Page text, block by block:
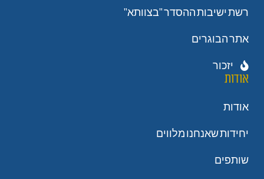
רשת ישיבות ההסדר "בצוותא"
אתר הבוגרים
יזכור
אודות
אודות
יחידות שאנחנו מלווים
שותפים